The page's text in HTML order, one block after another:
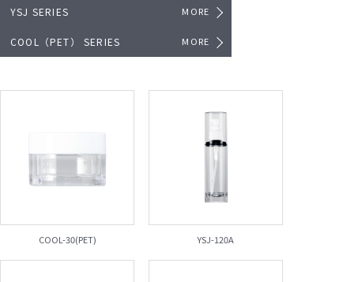
YSJ SERIES MORE
COOL（PET） SERIES MORE
COOL-30(PET) YSJ-120A